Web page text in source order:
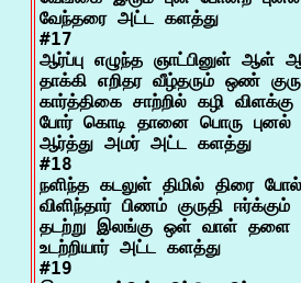
வேந்தரை அட்ட களத்து
#17
ஆர்ப்பு எழுந்த ஞாட்பினுள் ஆள்
தாக்கி எறிதர வீழ்தரும் ஒண்
கார்த்திகை சாற்றில் கழி
போர் கொடி தானை பொரு புனல்
ஆர்த்து அமர் அட்ட களத்து
#18
நளிந்த கடலுள் திமில் திரை
விளிந்தார் பிணம் குருதி ஈர்க்கும்
தடற்று இலங்கு ஒள் வாள் தளை
உடற்றியார் அட்ட களத்து
#19